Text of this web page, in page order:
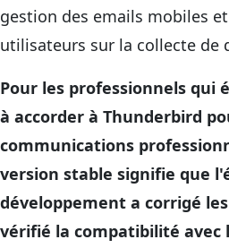
gestion des emails mobiles
utilisateurs sur la collecte de
Pour les professionnels qui
à accorder à Thunderbird
communications
version stable signifie que
développement a corrigé
vérifié la compatibilité avec